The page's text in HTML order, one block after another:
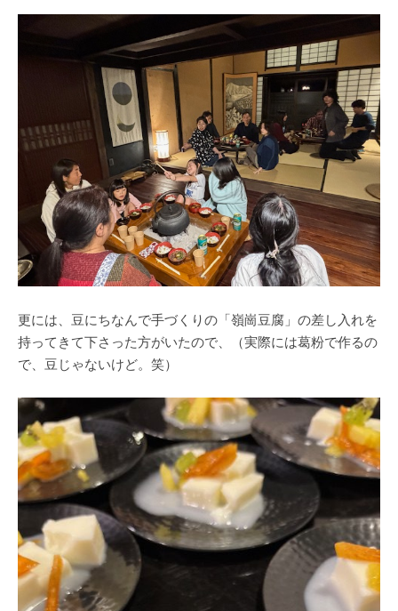
更には、豆にちなんで手づくりの「嶺崗豆腐」の差し入れを
持ってきて下さった方がいたので、（実際には葛粉で作るの
で、豆じゃないけど。笑）